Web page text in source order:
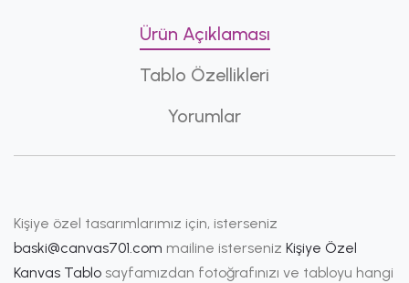
Ürün Açıklaması
Tablo Özellikleri
Yorumlar
Kişiye özel tasarımlarımız için, isterseniz
baski@canvas701.com mailine isterseniz Kişiye Özel
Kanvas Tablo sayfamızdan fotoğrafınızı ve tabloyu hangi